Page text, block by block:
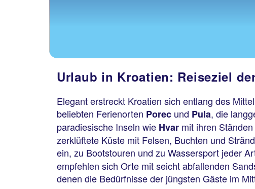
Urlaub in Kroatien: Reiseziel
Elegant erstreckt Kroatien sich entlang des
beliebten Ferienorten Porec und Pula, die
paradiesische Inseln wie Hvar mit ihren
zerklüftete Küste mit Felsen, Buchten und
ein, zu Bootstouren und zu Wassersport jeder
empfehlen sich Orte mit seicht abfallenden
denen die Bedürfnisse der jüngsten Gäste im